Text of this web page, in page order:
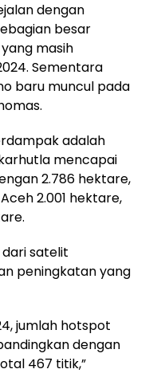
dengan
besar
masih
Sementara
baru muncul pada
adalah
mencapai
2.786 hektare,
2.001 hektare,
satelit
peningkatan yang
jumlah hotspot
dengan
467 titik,”